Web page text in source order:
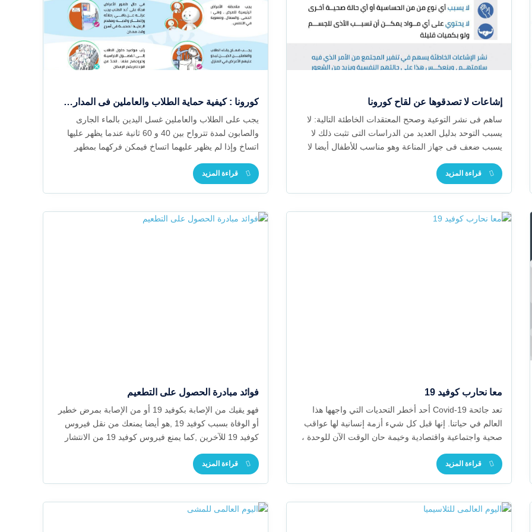
إشاعات لا تصدقوها عن لقاح كورونا
ساهم فى نشر التوعية وصحح المعتقدات الخاطئة التالية: لا
يسبب التوحد بدليل العديد من الدراسات التى تثبت ذلك لا
يسبب ضعف فى جهاز المناعة وهو مناسب للأطفال أيضا لا
على أى مواد يمكن ان تسبب الأذى للجسم ولو بكميات قليلة
قراءة المزيد
كورونا : كيفية حماية الطلاب والعاملين فى المدارس ودور الحضانة
يجب على الطلاب والعاملين غسل اليدين بالماء الجارى
والصابون لمدة تترواح بين 40 و 60 ثانية عندما يظهر عليها
اتساخ وإذا لم يظهر عليهما اتساخ فيمكن فركهما بمطهر
قراءة المزيد
معا نحارب كوفيد 19
تعد جائحة Covid-19 أحد أخطر التحديات التي واجهها هذا
العالم في حياتنا. إنها قبل كل شيء أزمة إنسانية لها عواقب
صحية واجتماعية واقتصادية وخيمة حان الوقت الآن للوحدة ،
وعواقبه المدمرة
قراءة المزيد
فوائد مبادرة الحصول على التطعيم
فهو يقيك من الإصابة بكوفيد 19 أو من الإصابة بمرض خطير
أو الوفاة بسبب كوفيد 19 ,هو أيضا يمنعك من نقل فيروس
كوفيد 19 للآخرين ,كما يمنع فيروس كوفيد 19 من الانتشار
اللقاحات و يزيد عدد أفراد المجتمع المحصنين من الإصابة
قراءة المزيد